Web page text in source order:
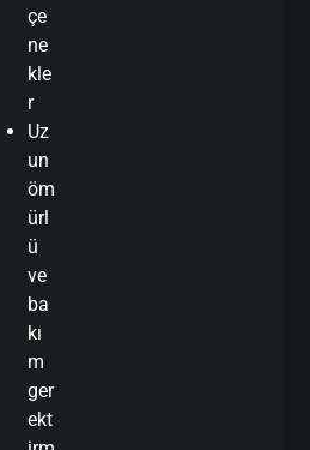
çe
ne
kle
r
Uz
un
öm
ürl
ü
ve
ba
kı
m
ger
ekt